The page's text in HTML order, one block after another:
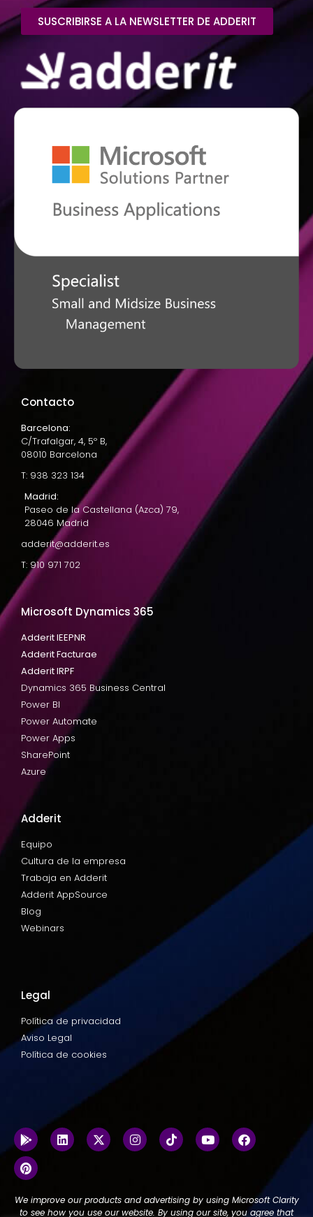
SUSCRIBIRSE A LA NEWSLETTER DE ADDERIT
Contacto
Barcelona:
C/Trafalgar, 4, 5º B,
08010 Barcelona
T: 938 323 134
Madrid:
Paseo de la Castellana (Azca) 79,
28046 Madrid
adderit@adderit.es
T: 910 971 702
Microsoft Dynamics 365
Adderit IEEPNR
Adderit Facturae
Adderit IRPF
Dynamics 365 Business Central
Power BI
Power Automate
Power Apps
SharePoint
Azure
Adderit
Equipo
Cultura de la empresa
Trabaja en Adderit
Adderit AppSource
Blog
Webinars
Legal
Política de privacidad
Aviso Legal
Política de cookies
We improve our products and advertising by using Microsoft Clarity
to see how you use our website. By using our site, you agree that